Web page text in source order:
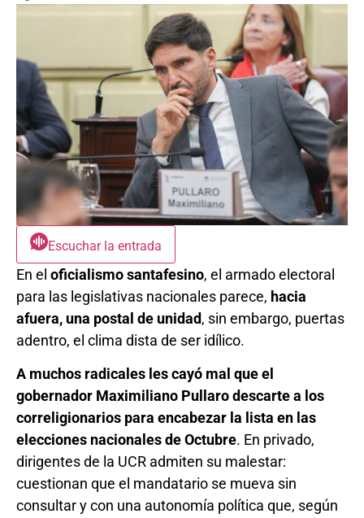
Escuchar la entrada
En el oficialismo santafesino, el armado electoral
para las legislativas nacionales parece, hacia
afuera, una postal de unidad, sin embargo, puertas
adentro, el clima dista de ser idílico.
A muchos radicales les cayó mal que el
gobernador Maximiliano Pullaro descarte a los
correligionarios para encabezar la lista en las
elecciones nacionales de Octubre. En privado,
dirigentes de la UCR admiten su malestar:
cuestionan que el mandatario se mueva sin
consultar y con una autonomía política que, según